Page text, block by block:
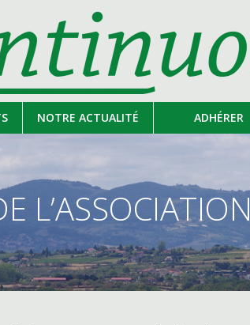
NOTRE ACTUALITÉ ADHÉRER
L’ASSOCIATION